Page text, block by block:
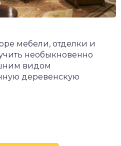
мебели, отделки и
необыкновенно
видом
деревенскую